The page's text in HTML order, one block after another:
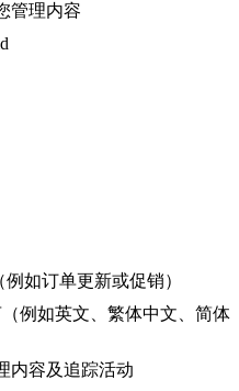
管理内容
如订单更新或促销）
例如英文、繁体中文、简体
内容及追踪活动